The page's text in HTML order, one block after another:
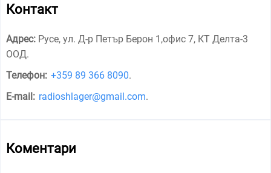
Контакт
Адрес: Русе, ул. Д-р Петър Берон 1,офис 7, КТ Делта-3
ООД.
Телефон: +359 89 366 8090.
E-mail: radioshlager@gmail.com.
Коментари